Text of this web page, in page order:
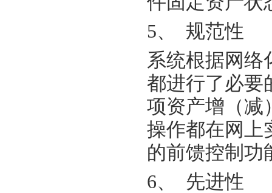
5、 规范性
系统根据网络
都进行了必要
项资产增（减
操作都在网上
的前馈控制功
6、 先进性